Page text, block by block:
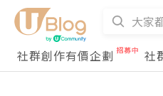
社群創作有價企劃 社